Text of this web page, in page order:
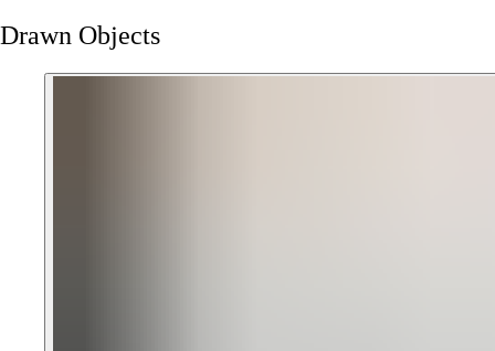
Drawn Objects